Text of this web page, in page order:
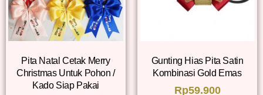
Pita Natal Cetak Merry
Christmas Untuk Pohon /
Kado Siap Pakai
Gunting Hias Pita Satin
Kombinasi Gold Emas
Rp59.900